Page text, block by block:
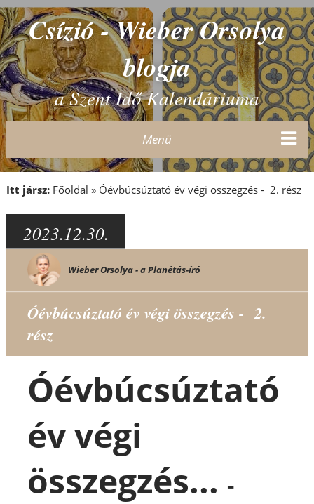
Csízió - Wieber Orsolya
blogja
a Szent Idő Kalendáriuma
Menü
Itt jársz: Főoldal » Óévbúcsúztató év végi összegzés - 2. rész
2023.12.30.
Wieber Orsolya - a Planétás-író
Óévbúcsúztató év végi összegzés - 2.
rész
Óévbúcsúztató
év végi
összegzés... -